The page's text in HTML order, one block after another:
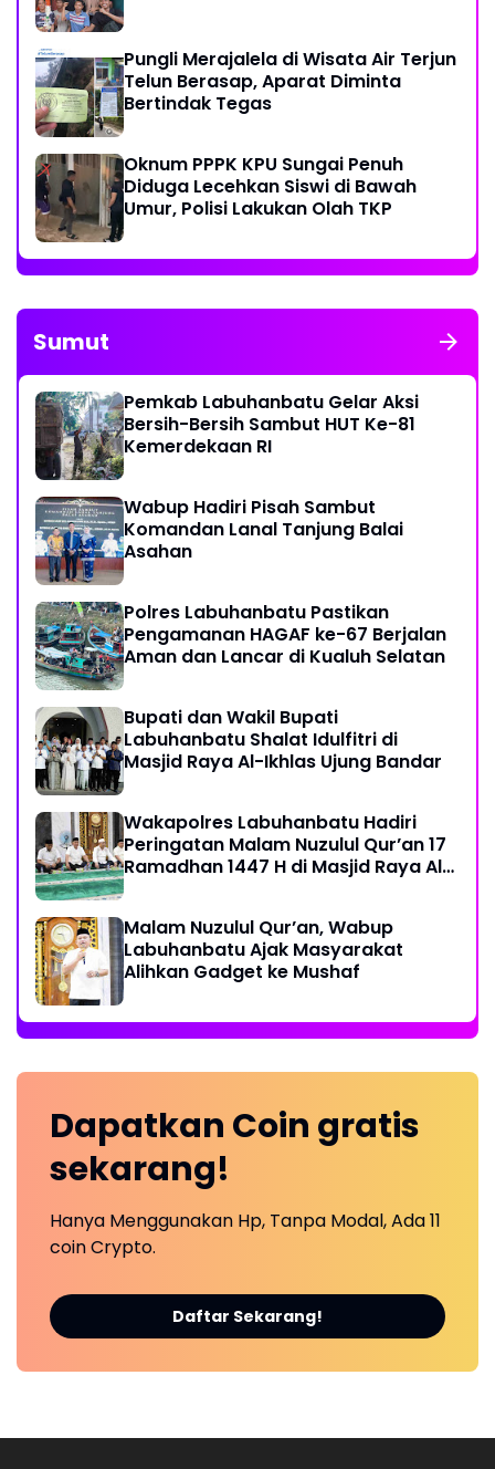
Pungli Merajalela di Wisata Air Terjun
Telun Berasap, Aparat Diminta
Bertindak Tegas
Oknum PPPK KPU Sungai Penuh
Diduga Lecehkan Siswi di Bawah
Umur, Polisi Lakukan Olah TKP
Sumut
Pemkab Labuhanbatu Gelar Aksi
Bersih-Bersih Sambut HUT Ke-81
Kemerdekaan RI
Wabup Hadiri Pisah Sambut
Komandan Lanal Tanjung Balai
Asahan
Polres Labuhanbatu Pastikan
Pengamanan HAGAF ke-67 Berjalan
Aman dan Lancar di Kualuh Selatan
Bupati dan Wakil Bupati
Labuhanbatu Shalat Idulfitri di
Masjid Raya Al-Ikhlas Ujung Bandar
Wakapolres Labuhanbatu Hadiri
Peringatan Malam Nuzulul Qur’an 17
Ramadhan 1447 H di Masjid Raya Al-
Malam Nuzulul Qur’an, Wabup
Labuhanbatu Ajak Masyarakat
Alihkan Gadget ke Mushaf
Dapatkan Coin gratis
sekarang!
Hanya Menggunakan Hp, Tanpa Modal, Ada 11
coin Crypto.
Daftar Sekarang!